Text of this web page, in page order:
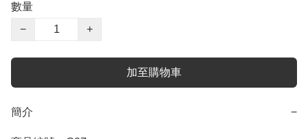
數量
−
+
加至購物車
簡介 −